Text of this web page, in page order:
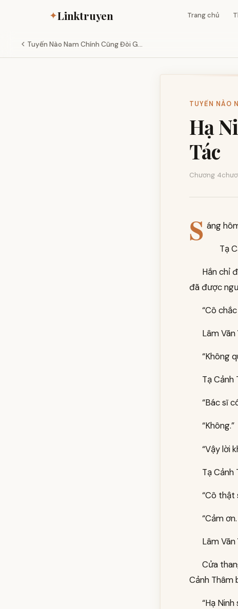
✦Linktruyen Trang chủ
Tuyến Nào Nam Chính Cũng Đòi G...
TUYẾN NÀO
Hạ
Tác
Chương 4
S áng
Tạ
Hắn chỉ
đã được
“Cô
Lâm
“Không
Tạ Cảnh
“Bác sĩ
“Không.”
“Vậy lời
Tạ Cảnh
“Cô thật
“Cảm
Lâm
Cửa
Cảnh Thâm
“Hạ